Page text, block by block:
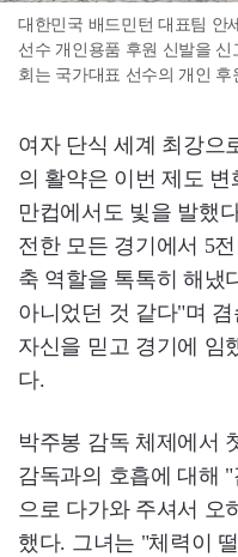
대한민국 배드민턴 대표팀 안
선수 개인용품 후원 신발을
회는 국가대표 선수의 개인
여자 단식 세계 최강으
의 활약은 이번 제도
만컵에서도 빛을 발했
전한 모든 경기에서 5
축 역할을 톡톡히 해냈
아니었던 것 같다"며
자신을 믿고 경기에 임
다.
박주봉 감독 체제에서
감독과의 호흡에 대해
으로 다가와 주셔서 오
했다. 그녀는 "체력이